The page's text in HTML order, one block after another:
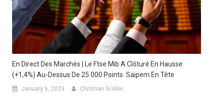
En Direct Des Marchés | Le Ftse Mib A Clôturé En Hausse
(+1,4%) Au-Dessus De 25 000 Points. Saipem En Tête
January 6, 2023 Christian Grolier